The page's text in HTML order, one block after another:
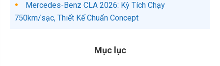
Mercedes-Benz CLA 2026: Kỳ Tích Chạy
750km/sạc, Thiết Kế Chuẩn Concept
Mục lục